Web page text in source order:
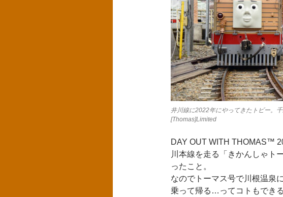
井川線に2022年にやってきたトビー
[Thomas]Limited
DAY OUT WITH THOMAS™
川本線を走る「きかんしゃト
ったこと。
なのでトーマス号で川根温泉
乗って帰る…ってコトもでき